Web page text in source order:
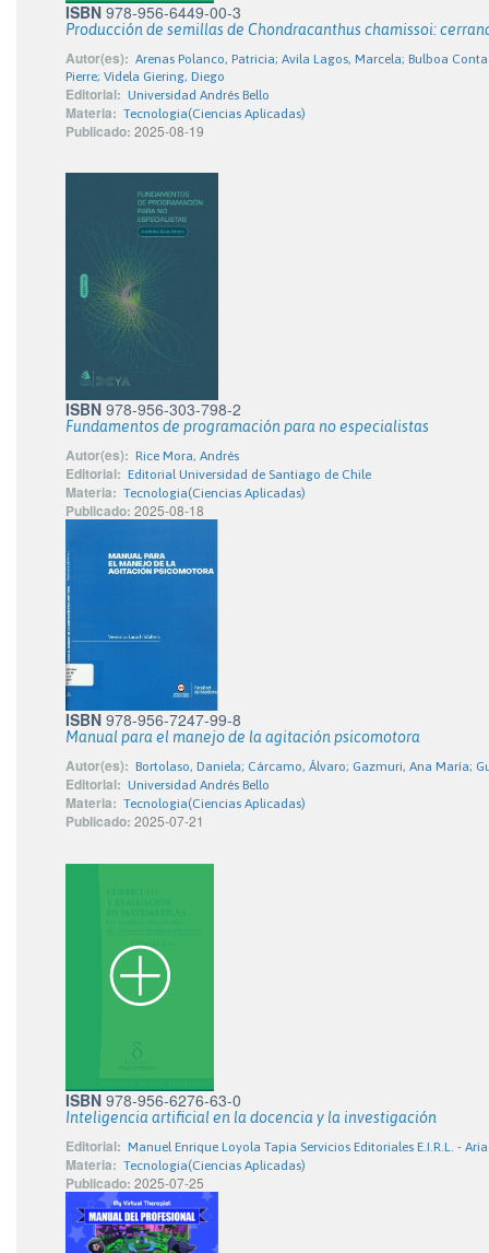
ISBN 978-956-6449-00-3
Producción de semillas de Chondracanthus chamissoi:
Autor(es): Arenas Polanco, Patricia; Avila Lagos, Marcela; Bulboa
Pierre; Videla Giering, Diego
Editorial: Universidad Andrés Bello
Materia: Tecnologia(Ciencias Aplicadas)
Publicado: 2025-08-19
ISBN 978-956-303-798-2
Fundamentos de programación para no especialistas
Autor(es): Rice Mora, Andrés
Editorial: Editorial Universidad de Santiago de Chile
Materia: Tecnologia(Ciencias Aplicadas)
Publicado: 2025-08-18
ISBN 978-956-7247-99-8
Manual para el manejo de la agitación psicomotora
Autor(es): Bortolaso, Daniela; Cárcamo, Álvaro; Gazmuri, Ana María;
Editorial: Universidad Andrés Bello
Materia: Tecnologia(Ciencias Aplicadas)
Publicado: 2025-07-21
ISBN 978-956-6276-63-0
Inteligencia artificial en la docencia y la investigación
Editorial: Manuel Enrique Loyola Tapia Servicios Editoriales E.I.R.L. -
Materia: Tecnologia(Ciencias Aplicadas)
Publicado: 2025-07-25